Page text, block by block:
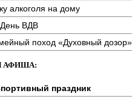
алкоголя на дому
День ВДВ
поход «Духовный дозор»
АФИША:
праздник